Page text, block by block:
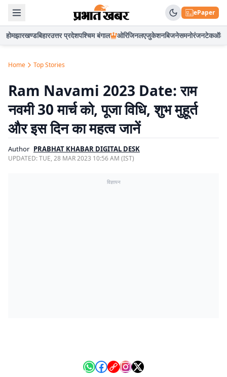
ePaper
होमझारखण्डबिहारउत्तर प्रदेशपश्चिम बंगाल ओरिजिनलएजुकेशनबिजनेसमनोरंजनटेकऑटो
Home Top Stories
Ram Navami 2023 Date: राम
नवमी 30 मार्च को, पूजा विधि, शुभ मुहूर्त
और इस दिन का महत्व जानें
Author PRABHAT KHABAR DIGITAL DESK
UPDATED:TUE, 28 MAR 2023 10:56 AM (IST)
विज्ञापन